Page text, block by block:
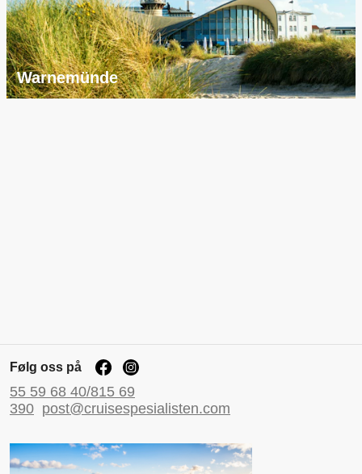
Warnemünde
Følg oss på
55 59 68 40/815 69
390 post@cruisespesialisten.com